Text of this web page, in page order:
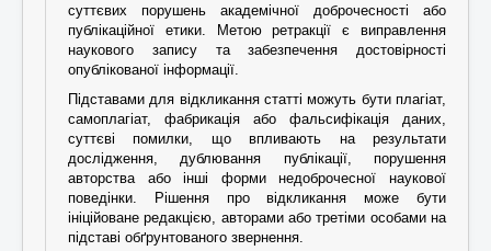
суттєвих порушень академічної доброчесності або
публікаційної етики. Метою ретракції є виправлення
наукового запису та забезпечення достовірності
опублікованої інформації.
Підставами для відкликання статті можуть бути плагіат,
самоплагіат, фабрикація або фальсифікація даних,
суттєві помилки, що впливають на результати
дослідження, дублювання публікації, порушення
авторства або інші форми недоброчесної наукової
поведінки. Рішення про відкликання може бути
ініційоване редакцією, авторами або третіми особами на
підставі обґрунтованого звернення.